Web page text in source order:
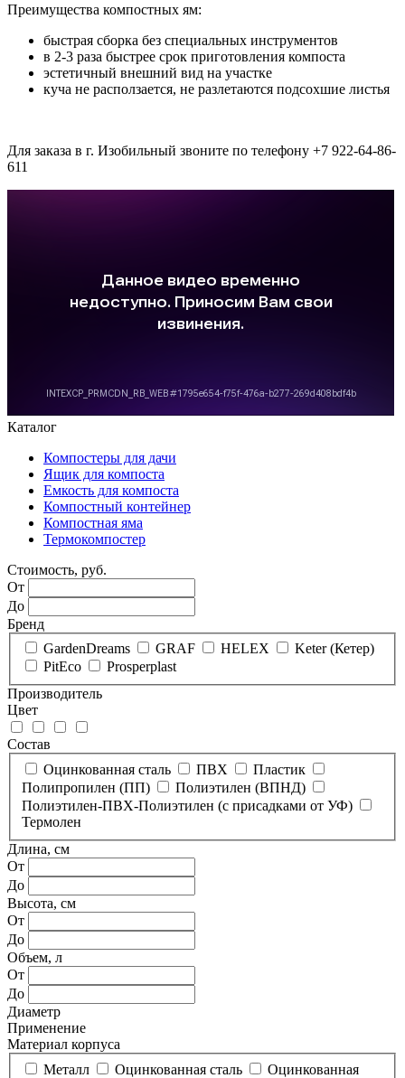
Преимущества компостных ям:
быстрая сборка без специальных инструментов
в 2-3 раза быстрее срок приготовления компоста
эстетичный внешний вид на участке
куча не расползается, не разлетаются подсохшие листья
Для заказа в г. Изобильный звоните по телефону +7 922-64-86-
611
Каталог
Компостеры для дачи
Ящик для компоста
Емкость для компоста
Компостный контейнер
Компостная яма
Термокомпостер
Стоимость, руб.
От
До
Бренд
GardenDreams
GRAF HELEX
Keter (Кетер)
PitEco
Prosperplast
Производитель
Цвет
Состав
Оцинкованная сталь
ПВХ
Пластик
Полипропилен (ПП)
Полиэтилен (ВПНД)
Полиэтилен-ПВХ-Полиэтилен (с присадками от УФ)
Термолен
Длина, см
От
До
Высота, см
От
До
Объем, л
От
До
Диаметр
Применение
Материал корпуса
Металл
Оцинкованная сталь
Оцинкованная